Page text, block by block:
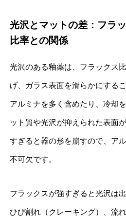
光沢とマットの差：フラ
比率との関係
光沢のある釉薬は、フラックス
げ、ガラス表面を滑らかにする
アルミナを多く含めたり、冷却
ット質や光沢が抑えられた表面
すぎると器の形を崩すので、ア
不可欠です。
フラックスが強すぎると光沢は
ひび割れ（クレーキング）、流